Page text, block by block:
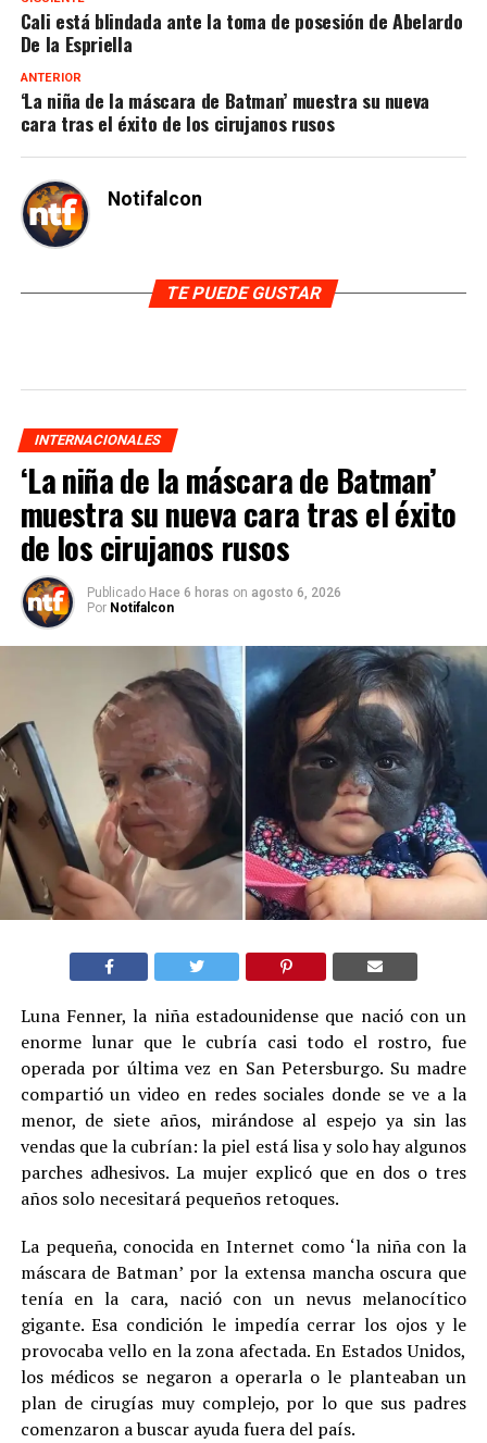
Cali está blindada ante la toma de posesión de Abelardo
De la Espriella
ANTERIOR
‘La niña de la máscara de Batman’ muestra su nueva
cara tras el éxito de los cirujanos rusos
Notifalcon
TE PUEDE GUSTAR
INTERNACIONALES
‘La niña de la máscara de Batman’
muestra su nueva cara tras el éxito
de los cirujanos rusos
Publicado Hace 6 horas on agosto 6, 2026
Por Notifalcon
Luna Fenner, la niña estadounidense que nació con un
enorme lunar que le cubría casi todo el rostro, fue
operada por última vez en San Petersburgo. Su madre
compartió un video en redes sociales donde se ve a la
menor, de siete años, mirándose al espejo ya sin las
vendas que la cubrían: la piel está lisa y solo hay algunos
parches adhesivos. La mujer explicó que en dos o tres
años solo necesitará pequeños retoques.
La pequeña, conocida en Internet como ‘la niña con la
máscara de Batman’ por la extensa mancha oscura que
tenía en la cara, nació con un nevus melanocítico
gigante. Esa condición le impedía cerrar los ojos y le
provocaba vello en la zona afectada. En Estados Unidos,
los médicos se negaron a operarla o le planteaban un
plan de cirugías muy complejo, por lo que sus padres
comenzaron a buscar ayuda fuera del país.